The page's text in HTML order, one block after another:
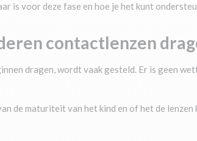
is voor deze fase en hoe je het kunt
contactlenzen
dragen, wordt vaak gesteld. Er is geen
de maturiteit van het kind en of het de